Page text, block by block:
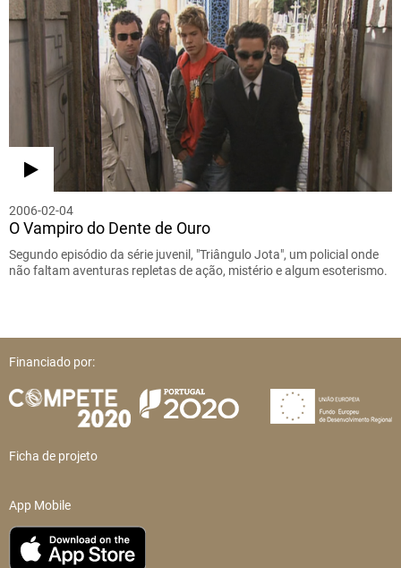
2006-02-04
O Vampiro do Dente de Ouro
Segundo episódio da série juvenil, "Triângulo Jota", um policial onde
não faltam aventuras repletas de ação, mistério e algum esoterismo.
Financiado por:
Ficha de projeto
App Mobile